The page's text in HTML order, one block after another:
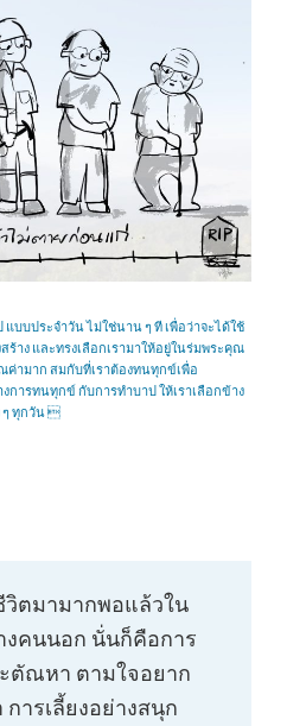
บบประจำวัน ไม่ใช่นาน ๆ ที เพื่อว่าจะได้ใช้
ร้าง และทรงเลือกเรามาให้อยู่ในร่มพระคุณ
ค่ามาก สมกับที่เราต้องทนทุกข์เพื่อ
การทนทุกข์ กับการทำบาป ให้เราเลือกข้าง
ๆ ทุกวัน 
วิตมามากพอแล้วใน
งคนนอก นั่นก็คือการ
ตัณหา ตามใจอยาก
การเลี้ยงอย่างสนุก